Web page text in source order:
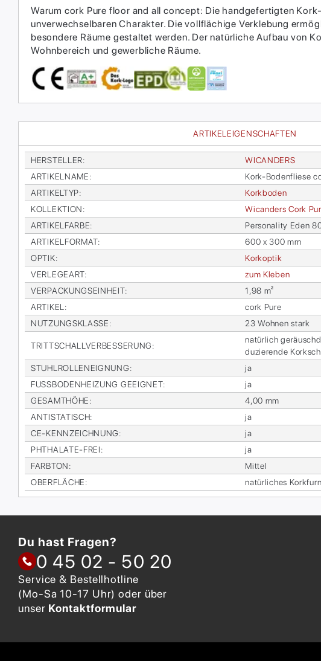
ARTIKELEIGENSCHAFTEN
HER­STEL­LER:
WI­CAN­DERS
AR­TI­KEL­NA­ME:
Kork-Bo­den­flie­se
AR­TI­KEL­TYP:
Kork­bo­den
KOL­LEK­TI­ON:
Wi­can­ders Cork
AR­TI­KEL­FAR­BE:
Per­so­na­li­ty Eden
AR­TI­KEL­FOR­MAT:
600 x 300 mm
OP­TIK:
Kor­kop­tik
VER­LE­GE­ART:
zum Kle­ben
VER­PA­CKUNGS­EIN­HEIT:
1,98 m²
AR­TI­KEL :
cork Pure
NUT­ZUNGS­KLAS­SE: 23 Woh­nen stark
TRITT­SCHALL­VER­BES­SE­RUNG:
na­tür­lich
du­zie­ren­de
STUHL­ROL­LEN­EIG­NUNG:
ja
FUSS­BO­DEN­HEI­ZUNG GE­EIG­NET:
ja
GE­SAMT­HÖ­HE:
4,00 mm
AN­TI­STA­TISCH:
ja
CE-KENN­ZEICH­NUNG:
ja
PHTHA­LA­TE-FREI:
ja
FARB­TON:
Mit­tel
OBER­FLÄ­CHE: na­tür­li­ches
Warum cork Pure floor and all concept: Die handgefertigten
unverwechselbaren Charakter. Die vollflächige Verklebung
besondere Räume gestaltet werden. Der natürliche Aufbau von
Wohnbereich und gewerbliche Räume.
Du hast Fragen?
0 45 02 - 50 20
Service & Bestellhotline
(Mo-Sa 10-17 Uhr) oder über
unser Kontaktformular